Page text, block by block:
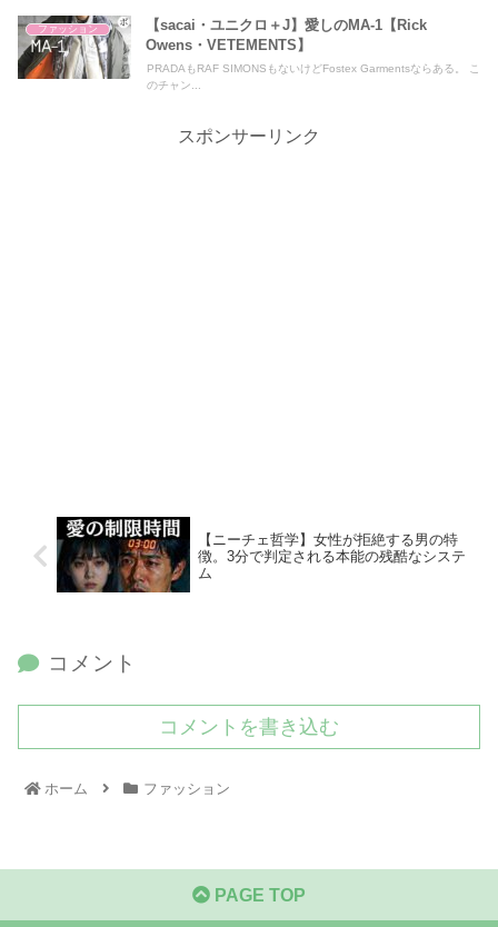
ファッション
【sacai・ユニクロ＋J】愛しのMA-1【Rick
Owens・VETEMENTS】
PRADAもRAF SIMONSもないけどFostex Garmentsならある。 こ
のチャン...
スポンサーリンク
【ニーチェ哲学】女性が拒絶する男の特
徴。3分で判定される本能の残酷なシステ
ム
コメント
コメントを書き込む
ホーム ファッション
PAGE TOP